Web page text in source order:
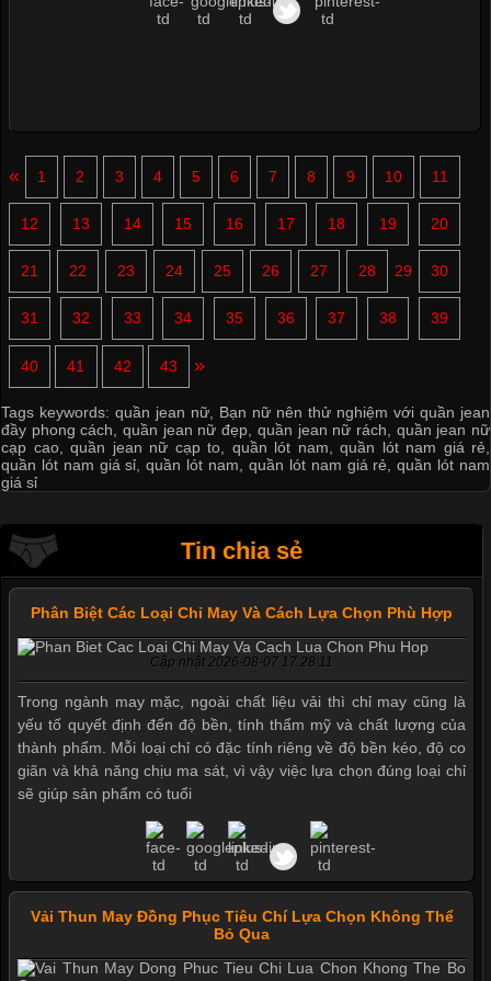
« 1 2 3 4 5 6 7 8 9 10 11
12 13 14 15 16 17 18 19 20
21 22 23 24 25 26 27 28 29 30
31 32 33 34 35 36 37 38 39
40 41 42 43 »
Tags keywords: quần jean nữ
Bạn nữ nên thử nghiệm với quần jean
đầy phong cách ,quần jean nữ đẹp quần jean nữ rách
quần jean nữ
cạp cao, quần jean nữ cạp to quần lót nam quần lót nam giá rẻ
quần lót nam giá sỉ ,quần lót nam quần lót nam giá rẻ ,quần lót nam
giá sỉ
Tin chia sẻ
Phân Biệt Các Loại Chỉ May Và Cách Lựa Chọn Phù Hợp
Cập nhật 2026-08-07 17:28:11
Trong ngành may mặc, ngoài chất liệu vải thì chỉ may cũng là
yếu tố quyết định đến độ bền, tính thẩm mỹ và chất lượng của
thành phẩm. Mỗi loại chỉ có đặc tính riêng về độ bền kéo, độ co
giãn và khả năng chịu ma sát, vì vậy việc lựa chọn đúng loại chỉ
sẽ giúp sản phẩm có tuổi
Vải Thun May Đồng Phục Tiêu Chí Lựa Chọn Không Thể
Bỏ Qua